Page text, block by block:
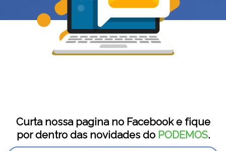
Curta nossa pagina no Facebook e fique
por dentro das novidades do PODEMOS.